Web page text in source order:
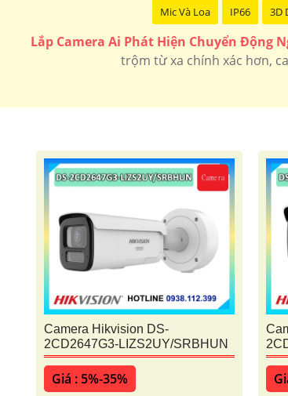
Mic Và Loa IP66 3D
Lắp Camera Ai Phát Hiện Chuyển Động
trộm từ xa chính xác hơn,
Camera Hikvision DS-
2CD2647G3-LIZS2UY/SRBHUN
Giá : 5%-35%